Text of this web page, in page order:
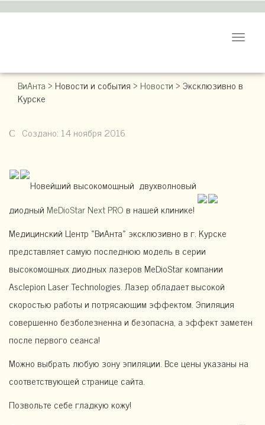
Toggle
ВиАнта>Новости и события>Новости>Эксклюзивно в
Курске
Создано: 14 ноября 2016
Новейший высокомощный двухволновый
диодный MeDioStar Next PRO в нашей клинике!
Медицинский Центр «ВиАнта» эксклюзивно в г. Курске
представляет самую последнюю модель в серии
высокомощных диодных лазеров MeDioStar компании
Asclepion Laser Technologies. Лазер обладает высокой
скоростью работы и потрясающим эффектом. Эпиляция
совершенно безболезненна и безопасна, а эффект заметен
после первого сеанса!
Можно выбрать любую зону эпиляции. Все цены указаны на
соответствующей странице сайта.
Позвольте себе гладкую кожу!